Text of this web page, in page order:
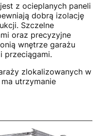
z ocieplanych paneli
dobrą izolację
Szczelne
oraz precyzyjne
wnętrze garażu
przeciągami.
zlokalizowanych w
utrzymanie